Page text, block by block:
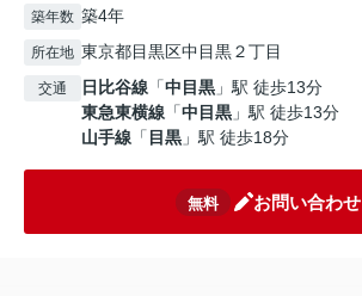
築年数 築4年
所在地 東京都目黒区中目黒２丁目
交通 日比谷線 「中目黒 」駅 徒歩13分
東急東横線 「中目黒 」駅 徒歩13分
山手線 「 目黒 」駅 徒歩18分
無料 お問い合わせ